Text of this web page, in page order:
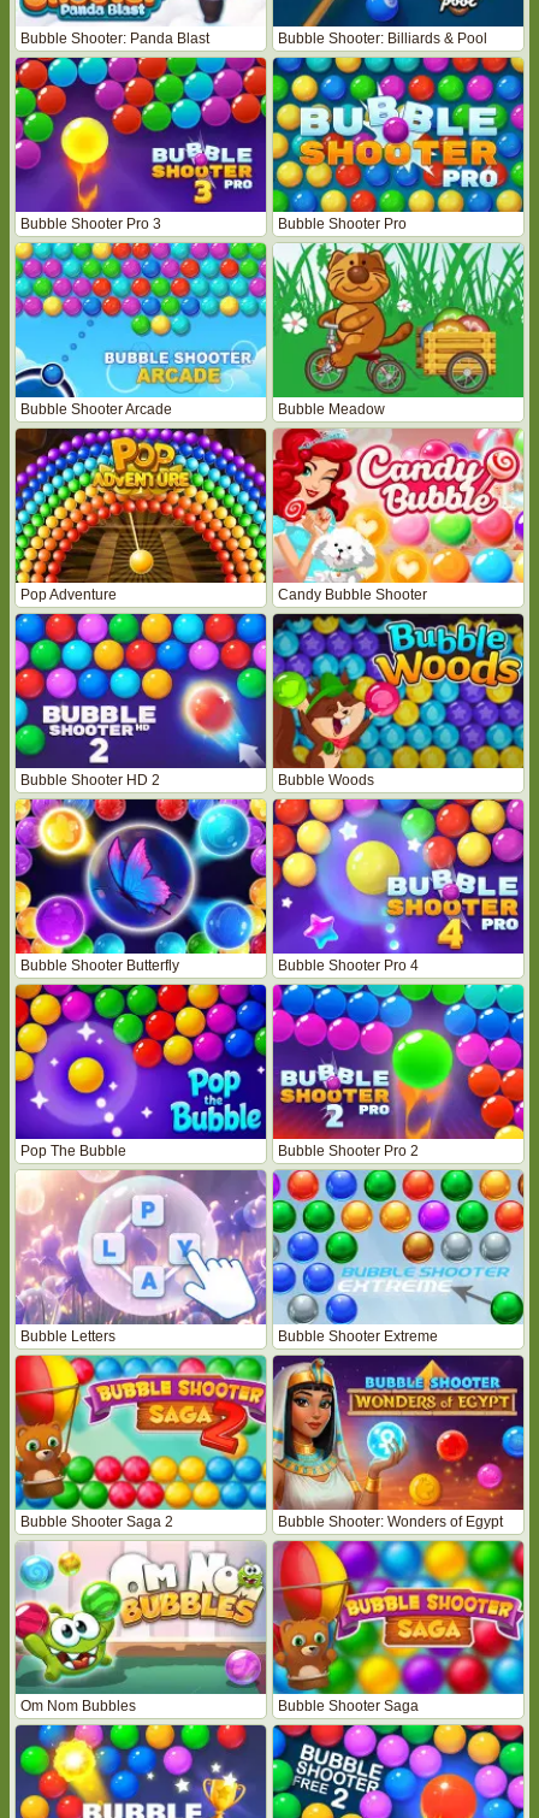
Bubble Shooter: Panda Blast Bubble Shooter: Billiards & Pool
Bubble Shooter Pro 3 Bubble Shooter Pro
Bubble Shooter Arcade Bubble Meadow
Pop Adventure Candy Bubble Shooter
Bubble Shooter HD 2 Bubble Woods
Bubble Shooter Butterfly Bubble Shooter Pro 4
Pop The Bubble Bubble Shooter Pro 2
Bubble Letters Bubble Shooter Extreme
Bubble Shooter Saga 2 Bubble Shooter: Wonders of Egypt
Om Nom Bubbles Bubble Shooter Saga